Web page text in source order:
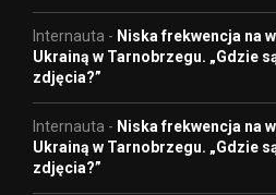
Internauta - Niska frekwencja na
Ukrainą w Tarnobrzegu. „Gdzie
zdjęcia?”
Internauta - Niska frekwencja na
Ukrainą w Tarnobrzegu. „Gdzie
zdjęcia?”